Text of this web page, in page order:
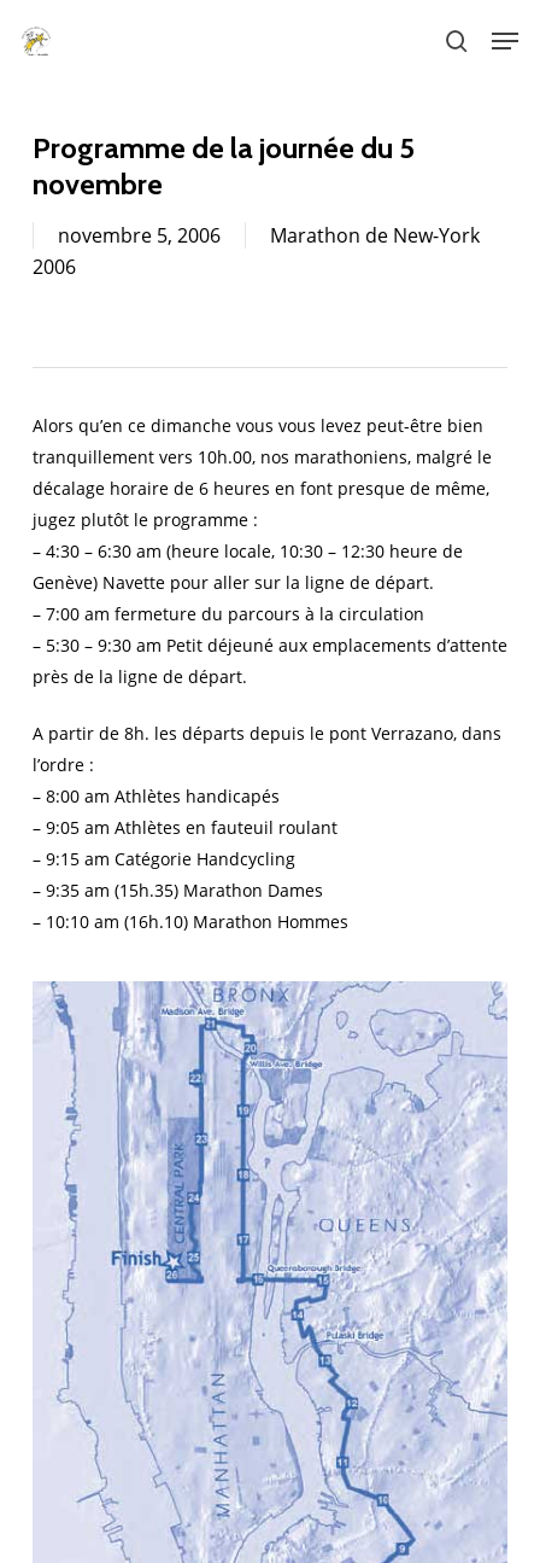
search
Programme de la journée du 5
novembre
novembre 5, 2006
Marathon de New-York
2006
Alors qu’en ce dimanche vous vous levez peut-être bien
tranquillement vers 10h.00, nos marathoniens, malgré le
décalage horaire de 6 heures en font presque de même,
jugez plutôt le programme :
– 4:30 – 6:30 am (heure locale, 10:30 – 12:30 heure de
Genève) Navette pour aller sur la ligne de départ.
– 7:00 am fermeture du parcours à la circulation
– 5:30 – 9:30 am Petit déjeuné aux emplacements d’attente
près de la ligne de départ.
A partir de 8h. les départs depuis le pont Verrazano, dans
l’ordre :
– 8:00 am Athlètes handicapés
– 9:05 am Athlètes en fauteuil roulant
– 9:15 am Catégorie Handcycling
– 9:35 am (15h.35) Marathon Dames
– 10:10 am (16h.10) Marathon Hommes